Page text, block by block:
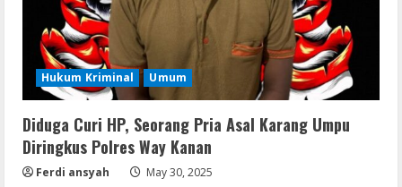
3
VL
Office 2024 Mondo Lite Installer EXE
Account-Free Setup Frее Download
To𝚛rent
August 5, 2026
Remux
OK! Madam: Bon Voyage 2026 Pre-
DVDRip Updated Audio Magnet
Hukum Kriminal Umum
Diduga Curi HP, Seorang Pria Asal Karang Umpu
Diringkus Polres Way Kanan
Ferdi ansyah May 30, 2025